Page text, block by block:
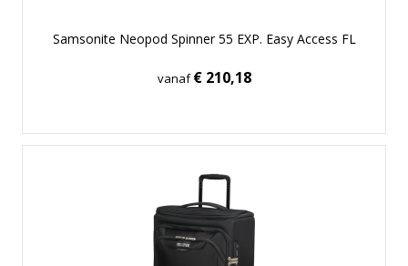
Samsonite Neopod Spinner 55 EXP. Easy Access FL
vanaf€ 210,18